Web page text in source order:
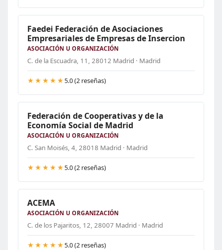
Faedei Federación de Asociaciones
Empresariales de Empresas de Insercion
ASOCIACIÓN U ORGANIZACIÓN
C. de la Escuadra, 11, 28012 Madrid · Madrid
★★★★★ 5.0 (2 reseñas)
Federación de Cooperativas y de la
Economía Social de Madrid
ASOCIACIÓN U ORGANIZACIÓN
C. San Moisés, 4, 28018 Madrid · Madrid
★★★★★ 5.0 (2 reseñas)
ACEMA
ASOCIACIÓN U ORGANIZACIÓN
C. de los Pajaritos, 12, 28007 Madrid · Madrid
★★★★★ 5.0 (2 reseñas)